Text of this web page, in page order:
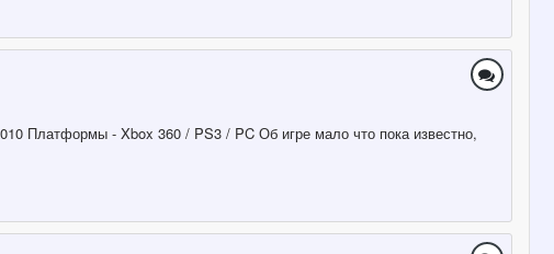
Платформы - Xbox 360 / PS3 / PC Об игре мало что пока известно,